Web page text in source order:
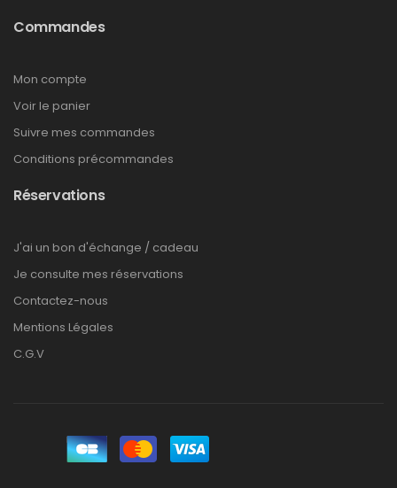
Commandes
Mon compte
Voir le panier
Suivre mes commandes
Conditions précommandes
Réservations
J'ai un bon d'échange / cadeau
Je consulte mes réservations
Contactez-nous
Mentions Légales
C.G.V